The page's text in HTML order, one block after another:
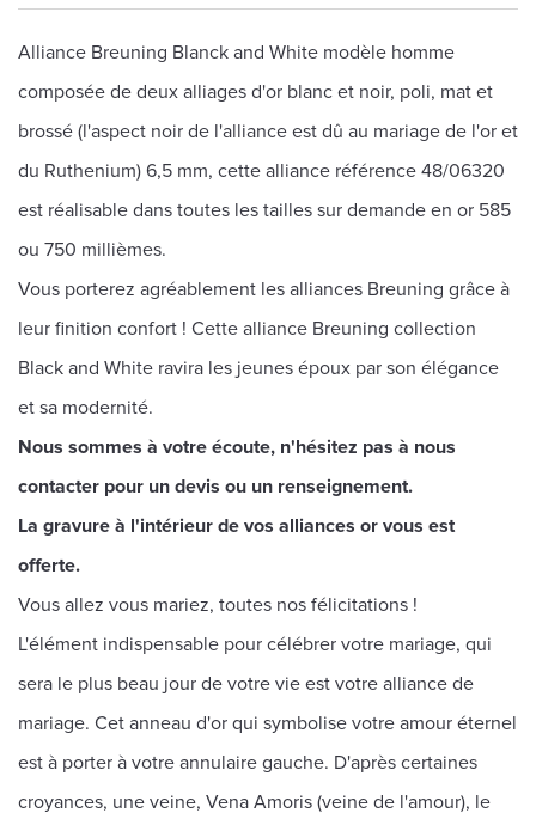
Alliance Breuning Blanck and White modèle homme
composée de deux alliages d'or blanc et noir, poli, mat et
brossé (l'aspect noir de l'alliance est dû au mariage de l'or et
du Ruthenium) 6,5 mm, cette alliance référence 48/06320
est réalisable dans toutes les tailles sur demande en or 585
ou 750 millièmes.
Vous porterez agréablement les alliances Breuning grâce à
leur finition confort ! Cette alliance Breuning collection
Black and White ravira les jeunes époux par son élégance
et sa modernité.
Nous sommes à votre écoute, n'hésitez pas à nous
contacter pour un devis ou un renseignement.
La gravure à l'intérieur de vos alliances or vous est
offerte.
Vous allez vous mariez, toutes nos félicitations !
L'élément indispensable pour célébrer votre mariage, qui
sera le plus beau jour de votre vie est votre alliance de
mariage. Cet anneau d'or qui symbolise votre amour éternel
est à porter à votre annulaire gauche. D'après certaines
croyances, une veine, Vena Amoris (veine de l'amour), le